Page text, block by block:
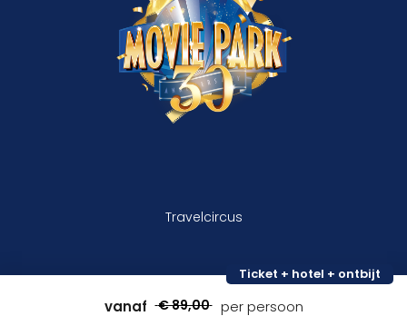
Ticket + hotel + ontbijt
vanaf € 89,00 per persoon
Travelcircus